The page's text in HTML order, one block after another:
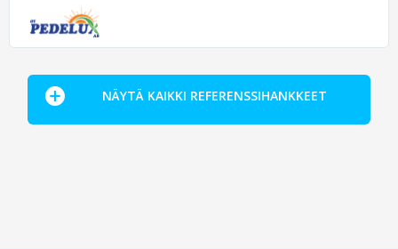
NÄYTÄ KAIKKI REFERENSSIHANKKEET